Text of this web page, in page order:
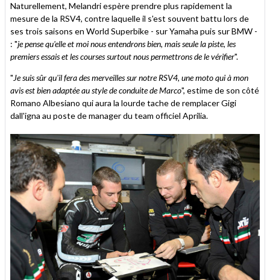
Naturellement, Melandri espère prendre plus rapidement la
mesure de la RSV4, contre laquelle il s'est souvent battu lors de
ses trois saisons en World Superbike - sur Yamaha puis sur BMW -
: "je pense qu'elle et moi nous entendrons bien, mais seule la piste, les
premiers essais et les courses surtout nous permettrons de le vérifier".
"Je suis sûr qu'il fera des merveilles sur notre RSV4, une moto qui à mon
avis est bien adaptée au style de conduite de Marco", estime de son côté
Romano Albesiano qui aura la lourde tache de remplacer Gigi
dall'igna au poste de manager du team officiel Aprilia.